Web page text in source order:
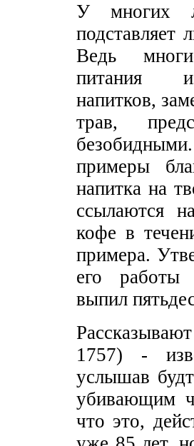
У многих
подставляет
Ведь
питания
напитков,
трав,
примеры
напитка на
ссылаются
кофе в
примера.
его работы
выпил
1757) -
услышав
убивающим
что это,